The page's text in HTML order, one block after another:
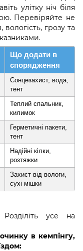
улітку ніч біля
Перевіряйте не
грозу та
Що додати в
спорядження
Сонцезахист, вода,
тент
Теплий спальник,
килимок
Герметичні пакети,
тент
Надійні кілки,
розтяжки
Захист від вологи,
сухі мішки
усе на
в кемпінгу,